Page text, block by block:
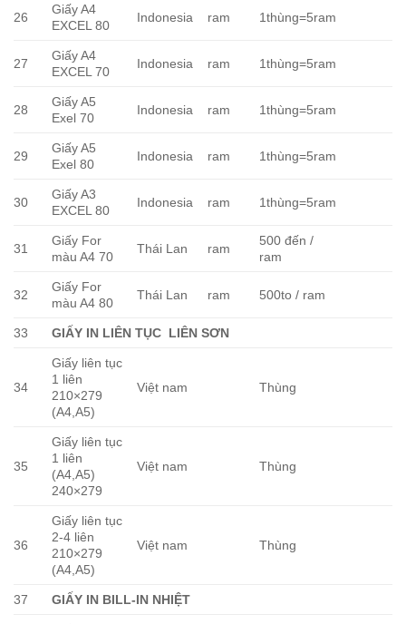
26
Giấy A4
EXCEL 80
Indonesia ram 1thùng=5ram
27
Giấy A4
EXCEL 70
Indonesia ram 1thùng=5ram
28
Giấy A5
Exel 70
Indonesia ram 1thùng=5ram
29
Giấy A5
Exel 80
Indonesia ram 1thùng=5ram
30
Giấy A3
EXCEL 80
Indonesia ram 1thùng=5ram
31
Giấy For
màu A4 70
Thái Lan ram
500 đến /
ram
32
Giấy For
màu A4 80
Thái Lan ram 500to / ram
33 GIẤY IN LIÊN TỤC LIÊN SƠN
34
Giấy liên tục
1 liên
210×279
(A4,A5)
Việt nam Thùng
35
Giấy liên tục
1 liên
(A4,A5)
240×279
Việt nam Thùng
36
Giấy liên tục
2-4 liên
210×279
(A4,A5)
Việt nam Thùng
37 GIẤY IN BILL-IN NHIỆT